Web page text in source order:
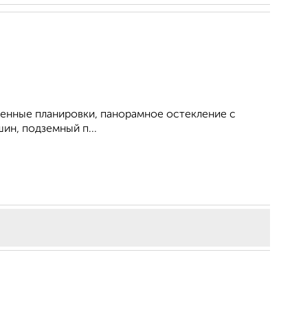
планировки, панорамное остекление с
подземный п...